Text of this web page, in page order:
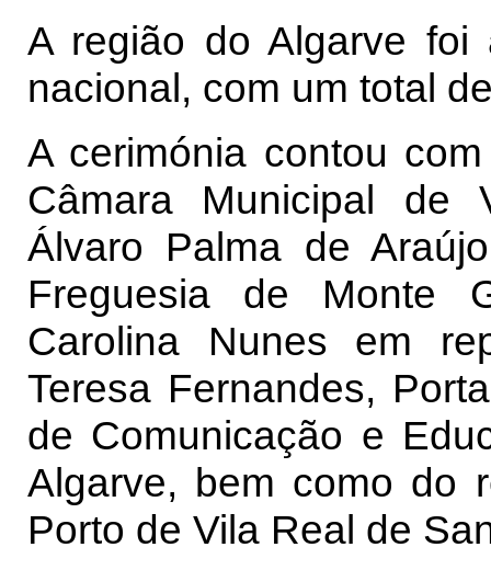
A região do Algarve
nacional, com um total
A cerimónia contou
Câmara Municipal de
Álvaro Palma de
Freguesia de Monte
Carolina Nunes em
Teresa Fernandes,
de Comunicação e
Algarve, bem como do
Porto de Vila Real de